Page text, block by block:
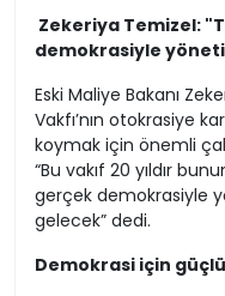
Zekeriya Temizel:
demokrasiyle
Eski Maliye Bakanı
Vakfı’nın otokrasiye
koymak için önemli
“Bu vakıf 20 yıldır
gerçek demokrasiyle
gelecek” dedi.
Demokrasi için